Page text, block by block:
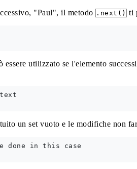
"Paul", il metodo .next() ti
essere utilizzato se l'elemento
un set vuoto e le modifiche non
done in this case